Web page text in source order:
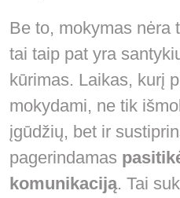
Be to, mokymas nėra
tai taip pat yra
kūrimas. Laikas, kurį
mokydami, ne tik
įgūdžių, bet ir
pagerindamas
komunikaciją. Tai